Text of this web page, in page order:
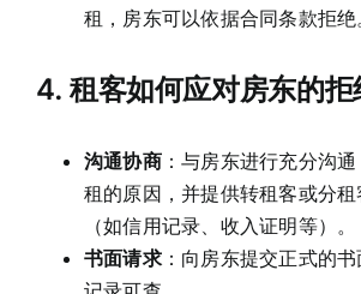
租，房东可以依据合同条款拒绝
4. 租客如何应对房东的拒
沟通协商：与房东进行充分沟
租的原因，并提供转租客或分
（如信用记录、收入证明等）。
书面请求：向房东提交正式的